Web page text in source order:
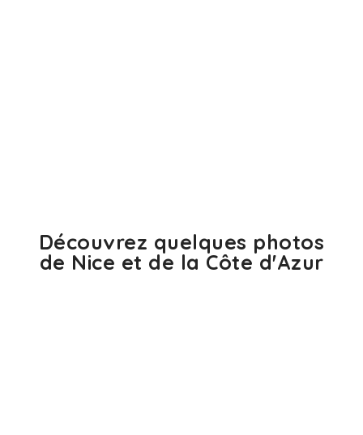
Découvrez quelques photos
de Nice et de la Côte d'Azur